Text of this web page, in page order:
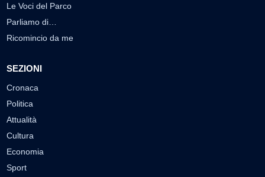
Le Voci del Parco
Parliamo di…
Ricomincio da me
SEZIONI
Cronaca
Politica
Attualità
Cultura
Economia
Sport